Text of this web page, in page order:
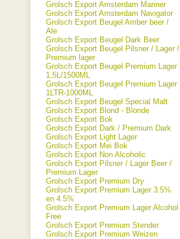
Grolsch Export Amsterdam Mariner
Grolsch Export Amsterdam Navigator
Grolsch Export Beugel Amber beer /
Ale
Grolsch Export Beugel Dark Beer
Grolsch Export Beugel Pilsner / Lager /
Premium lager
Grolsch Export Beugel Premium Lager
1,5L/1500ML
Grolsch Export Beugel Premium Lager
1LTR-1000ML
Grolsch Export Beugel Special Malt
Grolsch Export Blond - Blonde
Grolsch Export Bok
Grolsch Export Dark / Premium Dark
Grolsch Export Light Lager
Grolsch Export Mei Bok
Grolsch Export Non Alcoholic
Grolsch Export Pilsner / Lager Beer /
Premium Lager
Grolsch Export Premium Dry
Grolsch Export Premium Lager 3.5%
en 4.5%
Grolsch Export Premium Lager Alcohol
Free
Grolsch Export Premium Stender
Grolsch Export Premium Weizen